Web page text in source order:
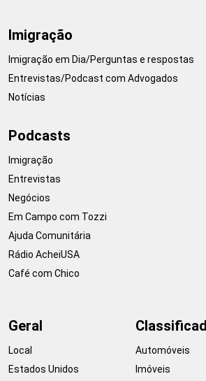
Imigração
Imigração em Dia/Perguntas e respostas
Entrevistas/Podcast com Advogados
Notícias
Podcasts
Imigração
Entrevistas
Negócios
Em Campo com Tozzi
Ajuda Comunitária
Rádio AcheiUSA
Café com Chico
Geral
Local
Estados Unidos
Automóveis
Imóveis